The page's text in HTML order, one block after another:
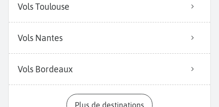
Vols Toulouse
Vols Nantes
Vols Bordeaux
Plus de destinations